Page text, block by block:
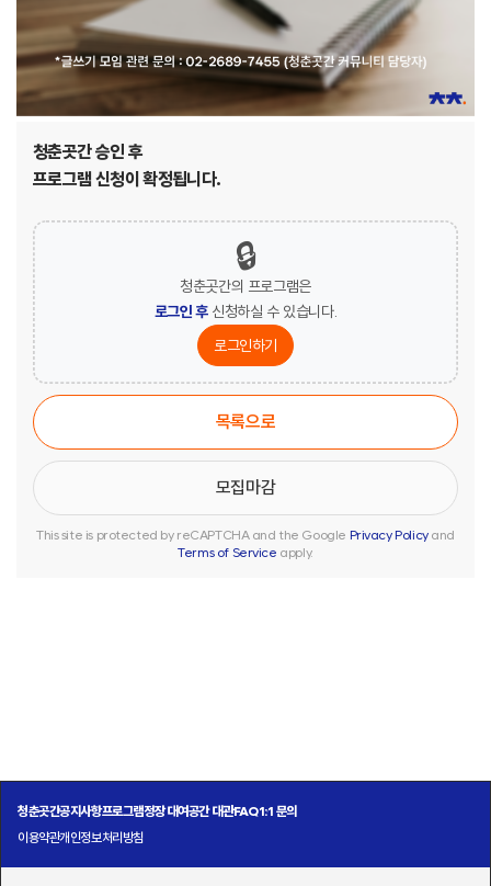
청춘곳간 승인 후
프로그램 신청이 확정됩니다.
🔒
청춘곳간의 프로그램은
로그인 후신청하실 수 있습니다.
로그인하기
목록으로
This site is protected by reCAPTCHA and the Google Privacy Policyand
Terms of Service apply.
청춘곳간공지사항프로그램정장 대여공간 대관FAQ1:1 문의
이용약관개인정보처리방침